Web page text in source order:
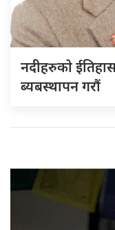
नदीहरुकाे
ब्यबस्थापन गराैं